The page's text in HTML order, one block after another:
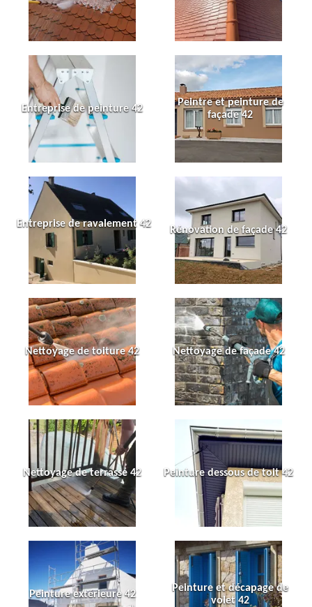
Entreprise de peinture 42
Peintre et peinture de
façade 42
Entreprise de ravalement 42
Rénovation de façade 42
Nettoyage de toiture 42 Nettoyage de façade 42
Nettoyage de terrasse 42 Peinture dessous de toit 42
Peinture extérieure 42
Peinture et décapage de
volet 42